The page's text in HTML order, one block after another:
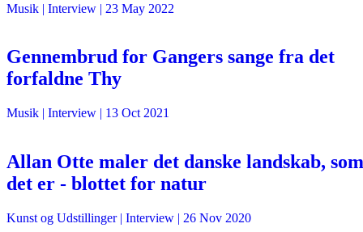
Musik | Interview | 23 May 2022
Gennembrud for Gangers sange fra det
forfaldne Thy
Musik | Interview | 13 Oct 2021
Allan Otte maler det danske landskab, som
det er - blottet for natur
Kunst og Udstillinger| Interview | 26 Nov 2020